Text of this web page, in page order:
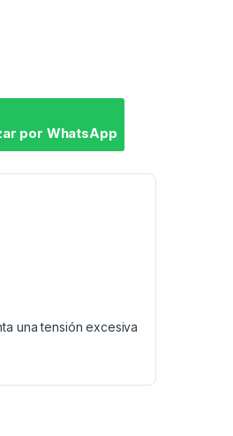
por WhatsApp
una tensión excesiva